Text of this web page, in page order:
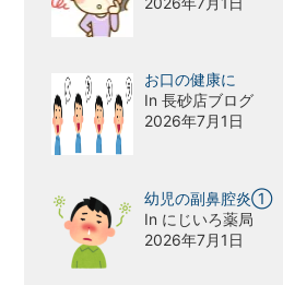
お口の健康に
In 長砂店ブログ
2026年7月1日
幼児の副鼻腔炎①
In にじいろ薬局
2026年7月1日